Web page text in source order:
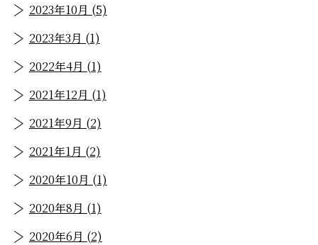
2023年10月 (5)
2023年3月 (1)
2022年4月 (1)
2021年12月 (1)
2021年9月 (2)
2021年1月 (2)
2020年10月 (1)
2020年8月 (1)
2020年6月 (2)